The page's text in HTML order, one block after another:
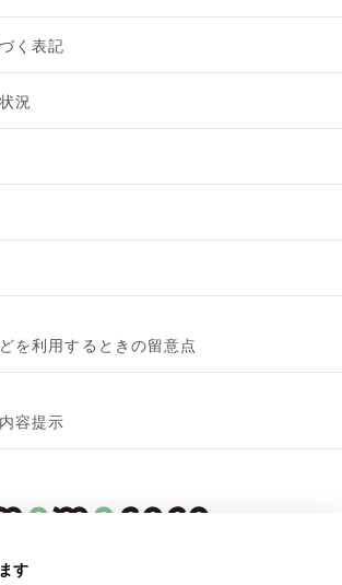
く表記
況
を利用するときの留意点
容提示
す